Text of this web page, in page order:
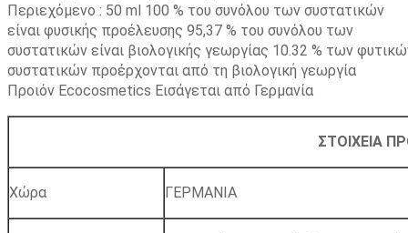
Περιεχόμενο : 50 ml 100 % του συνόλου των συστατικών
είναι φυσικής προέλευσης 95,37 % του συνόλου των
συστατικών είναι βιολογικής γεωργίας 10.32 % των
συστατικών προέρχονται από τη βιολογική γεωργία
Προιόν Ecocosmetics Εισάγεται από Γερμανία
ΣΤΟΙΧΕΙΑ
Χώρα ΓΕΡΜΑΝΙΑ